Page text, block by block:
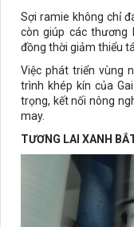
Sợi ramie không chỉ
còn giúp các thương
đồng thời giảm thiểu
Việc phát triển vùng
trình khép kín của
trọng, kết nối nông
may.
TƯƠNG LAI XANH